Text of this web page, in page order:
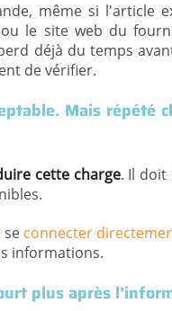
même si l'article
le site web du
déjà du temps
de vérifier.
Mais
cette charge. Il doit
connecter
informations.
plus après